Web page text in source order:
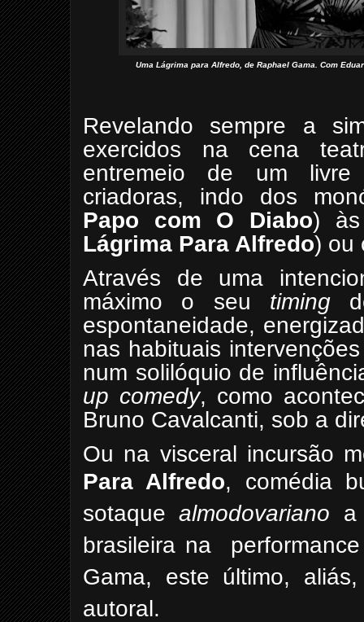
Uma Lágrima para Alfredo, de Raphael Gama. Com
Revelando sempre a
exercidos na cena
entremeio de um livre
criadoras, indo dos
Papo com
O Diabo) às
Lágrima Para Alfredo) ou
Através de uma
máximo o seu timing
espontaneidade,
nas habituais
num solilóquio de
up comedy, como
Bruno Cavalcanti, sob a
Ou na visceral incursão
Para Alfredo, comédia
sotaquealmodovariano a
brasileira na
Gama, este último,
autoral.